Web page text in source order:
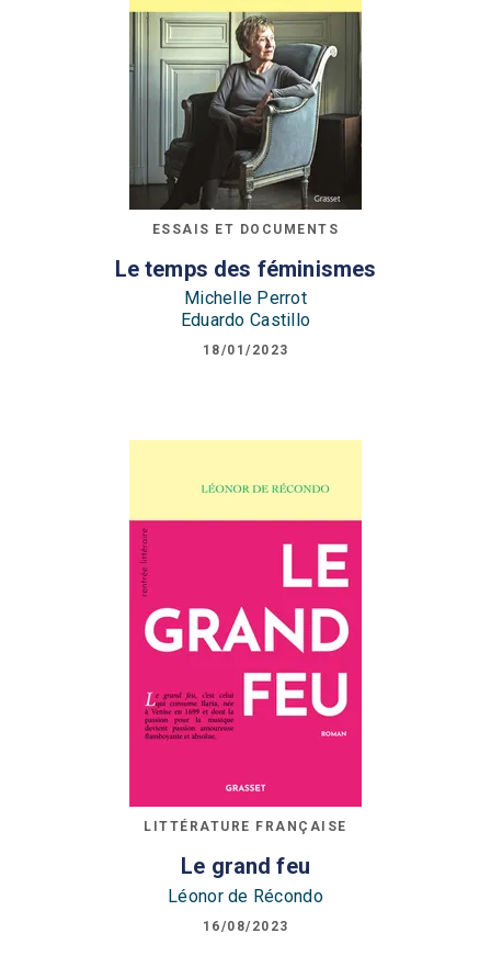
ESSAIS ET DOCUMENTS
Le temps des féminismes
Michelle Perrot
Eduardo Castillo
18/01/2023
LITTÉRATURE FRANÇAISE
Le grand feu
Léonor de Récondo
16/08/2023